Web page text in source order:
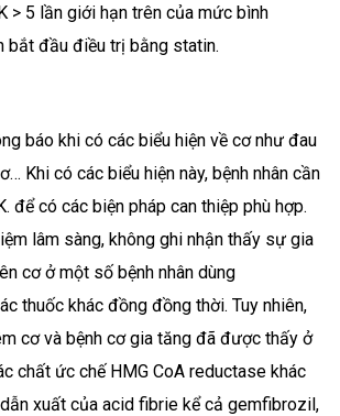
> 5 lần giới hạn trên của mức bình
bắt đầu điều trị bằng statin.
báo khi có các biểu hiện về cơ như đau
Khi có các biểu hiện này, bệnh nhân cần
để có các biện pháp can thiệp phù hợp.
lâm sàng, không ghi nhận thấy sự gia
cơ ở một số bệnh nhân dùng
thuốc khác đồng đồng thời. Tuy nhiên,
cơ và bệnh cơ gia tăng đã được thấy ở
chất ức chế HMG CoA reductase khác
xuất của acid fibrie kể cả gemfibrozil,